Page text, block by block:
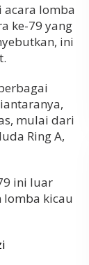
acara lomba
ke-79 yang
ini
mulai dari
Ring A,
ini luar
lomba kicau